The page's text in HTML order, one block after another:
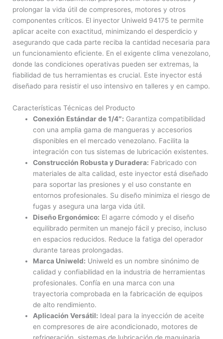
prolongar la vida útil de compresores, motores y otros
componentes críticos. El inyector Uniweld 94175 te permite
aplicar aceite con exactitud, minimizando el desperdicio y
asegurando que cada parte reciba la cantidad necesaria para
un funcionamiento eficiente. En el exigente clima venezolano,
donde las condiciones operativas pueden ser extremas, la
fiabilidad de tus herramientas es crucial. Este inyector está
diseñado para resistir el uso intensivo en talleres y en campo.
Características Técnicas del Producto
Conexión Estándar de 1/4″: Garantiza compatibilidad
con una amplia gama de mangueras y accesorios
disponibles en el mercado venezolano. Facilita la
integración con tus sistemas de lubricación existentes.
Construcción Robusta y Duradera: Fabricado con
materiales de alta calidad, este inyector está diseñado
para soportar las presiones y el uso constante en
entornos profesionales. Su diseño minimiza el riesgo de
fugas y asegura una larga vida útil.
Diseño Ergonómico: El agarre cómodo y el diseño
equilibrado permiten un manejo fácil y preciso, incluso
en espacios reducidos. Reduce la fatiga del operador
durante tareas prolongadas.
Marca Uniweld: Uniweld es un nombre sinónimo de
calidad y confiabilidad en la industria de herramientas
profesionales. Confía en una marca con una
trayectoria comprobada en la fabricación de equipos
de alto rendimiento.
Aplicación Versátil: Ideal para la inyección de aceite
en compresores de aire acondicionado, motores de